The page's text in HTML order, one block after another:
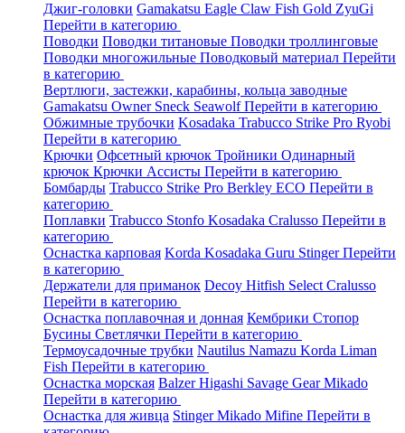
Джиг-головки Gamakatsu Eagle Claw Fish Gold ZyuGi
Перейти в категорию
Поводки Поводки титановые Поводки троллинговые
Поводки многожильные Поводковый материал Перейти
в категорию
Вертлюги, застежки, карабины, кольца заводные
Gamakatsu Owner Sneck SeawolfПерейти в категорию
Обжимные трубочки Kosadaka Trabucco Strike Pro Ryobi
Перейти в категорию
Крючки Офсетный крючок Тройники Одинарный
крючок Крючки Ассисты Перейти в категорию
Бомбарды Trabucco Strike Pro Berkley ECO Перейти в
категорию
Поплавки Trabucco Stonfo Kosadaka Cralusso Перейти в
категорию
Оснастка карповая Korda Kosadaka Guru StingerПерейти
в категорию
Держатели для приманок Decoy Hitfish Select Cralusso
Перейти в категорию
Оснастка поплавочная и донная Кембрики Стопор
Бусины Светлячки Перейти в категорию
Термоусадочные трубки Nautilus Namazu Korda Liman
Fish Перейти в категорию
Оснастка морская BalzerHigashi Savage GearMikado
Перейти в категорию
Оснастка для живца StingerMikado Mifine Перейти в